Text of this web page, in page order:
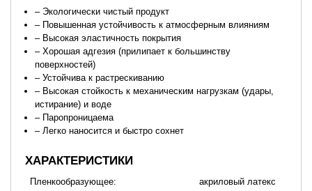
– Экологически чистый продукт
– Повышенная устойчивость к атмосферным влияниям
– Высокая эластичность покрытия
– Хорошая адгезия (прилипает к большинству
поверхностей)
– Устойчива к растрескиванию
– Высокая стойкость к механическим нагрузкам (удары,
истирание) и воде
– Паропроницаема
– Легко наносится и быстро сохнет
ХАРАКТЕРИСТИКИ
Пленкообразующее:
акриловый латекс